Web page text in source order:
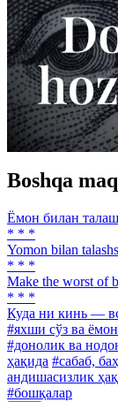
Boshqa
Ёмон билан
* * *
Yomon bilan
* * *
Make the worst of
* * *
Куда ни кинь —
#яхши сўз ва
#донолик ва
ҳақида #сабаб,
андишасизлик
#бошқалар